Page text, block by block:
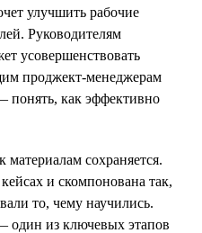
улучшить рабочие
Руководителям
усовершенствовать
проджект-менеджерам
понять, как эффективно
материалам сохраняется.
и скомпонована так,
то, чему научились.
один из ключевых этапов